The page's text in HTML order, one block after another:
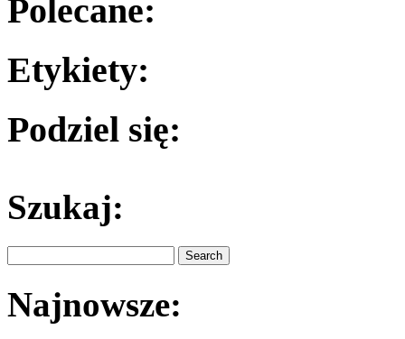
Polecane:
Etykiety:
Podziel się:
Szukaj:
Najnowsze: